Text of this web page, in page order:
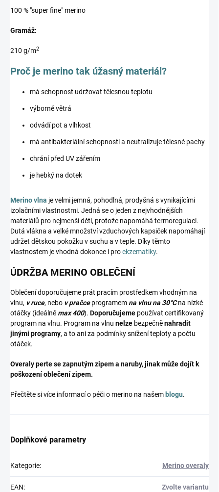
100 % "super fine" merino
Gramáž:
210 g/m2
Proč je merino tak úžasný materiál?
má schopnost udržovat tělesnou teplotu
výborně větrá
odvádí pot a vlhkost
má antibakteriální schopnosti a neutralizuje tělesné pachy
chrání před UV zářením
je hebký na dotek
Merino vlna je velmi jemná, pohodlná, prodyšná s vynikajícími
izolačními vlastnostmi. Jedná se o jeden z nejvhodnějších
materiálů pro nejmenší děti, protože napomáhá termoregulaci.
Dutá vlákna a velké množství vzduchových kapsiček napomáhají
udržet dětskou pokožku v suchu a v teple. Díky těmto
vlastnostem je vhodná dokonce i proekzematiky.
ÚDRŽBA MERINO OBLEČENÍ
Oblečení doporučujeme prát pracím prostředkem vhodným na
vlnu, v ruce, nebo v pračceprogramemna vlnu na 30°Cna nízké
otáčky (ideálněmax 400). Doporučujeme používat certifikovaný
program na vlnu. Program na vlnu nelze bezpečněnahradit
jinými programy, a to ani za podmínky snížení teploty a počtu
otáček.
Overaly perte se zapnutým zipem a naruby, jinak může dojít k
poškození oblečení zipem.
Přečtěte si více informací o péči o merino na našem blogu.
Doplňkové parametry
Kategorie: Merino overaly
EAN: Zvolte variantu